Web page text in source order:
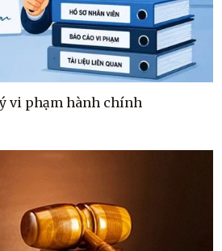
vi phạm hành chính